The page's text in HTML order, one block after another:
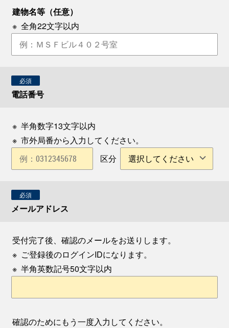
建物名等（任意）
※ 全角22文字以内
必須
電話番号
※ 半角数字13文字以内
※ 市外局番から入力してください。
区分
必須
メールアドレス
受付完了後、確認のメールをお送りします。
※ ご登録後のログインIDになります。
※ 半角英数記号50文字以内
確認のためにもう一度入力してください。